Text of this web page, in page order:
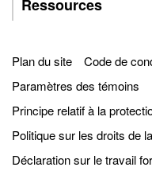
Ressources
Plan du site
Code de
Paramètres des témoins
Principe relatif à la
Politique sur les droits de
Déclaration sur le travail